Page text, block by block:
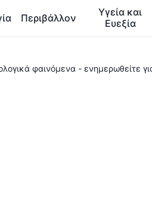
Περιβάλλον
Υγεία και
Ευεξία
φαινόμενα - ενημερωθείτε